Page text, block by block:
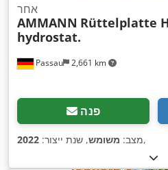
Passau 2,661 km
אחר
AMMANN Rüttelplatte
hydrostat.
פנה
מצב: משומש, שנת ייצור: 2022 ,